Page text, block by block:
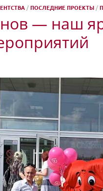
/ПОСЛЕДНИЕ ПРОЕКТЫ /
— наш